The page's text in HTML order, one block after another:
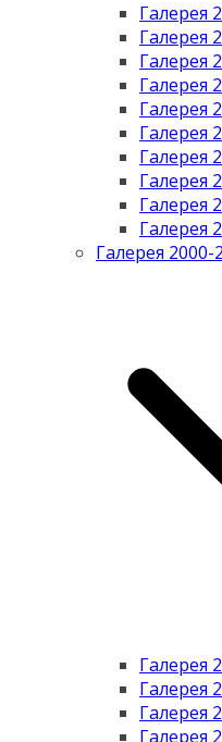
Галерея
Галерея
Галерея
Галерея
Галерея
Галерея
Галерея
Галерея
Галерея
Галерея
Галерея 2000-
Галерея
Галерея
Галерея
Галерея